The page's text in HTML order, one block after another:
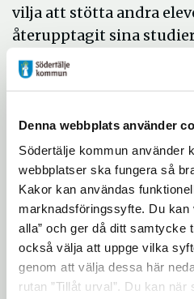
Denna webbplats använder
Södertälje kommun använder
webbplatser ska fungera så
Kakor kan användas
marknadsföringssyfte. Du kan
alla” och ger då ditt samtycke
också välja att uppge vilka
genom att välja dessa här
rutan ”Tillåt urval”. Du kan
vilja att stötta andra
återupptagit sina
Sverige. Hon är ett
genomfört detta med
Paulina Repo
Paulina har visat stor
målmedvetenhet som
större framgångar i
hon har utvecklats till
som är mån om att
sina drömmar.